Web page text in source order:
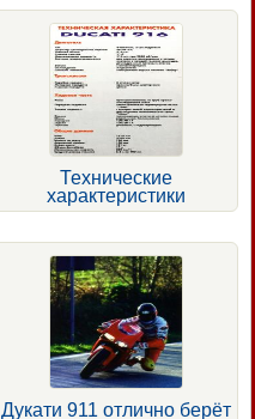
Технические
характеристики
Дукати 911 отлично берёт